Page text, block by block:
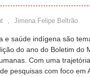
, Jimena Felipe Beltrão
e saúde indígena são
do ano do Boletim do
Com uma
pesquisas com foco em